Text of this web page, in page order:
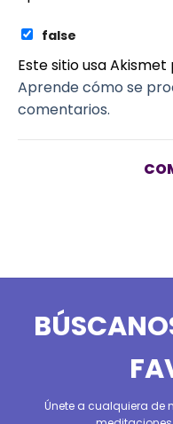
false
Este sitio usa
Aprende cómo se
comentarios.
Únete a cualquiera de